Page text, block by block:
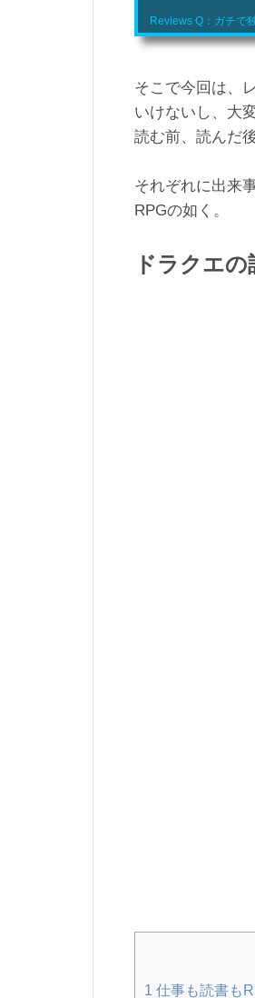
Reviews Q：ガチで
そこで今回は、
いけないし、大
読む前、読んだ
それぞれに出来
RPGの如く。
ドラクエ
1 仕事も読書も